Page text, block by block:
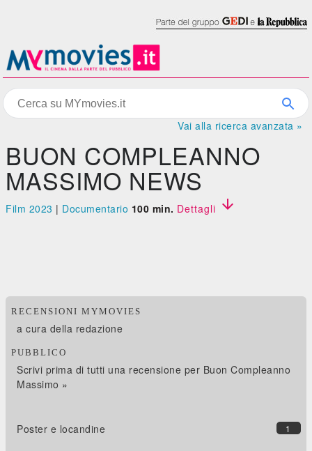
Vai alla ricerca avanzata »
BUON COMPLEANNO
MASSIMO NEWS
Film 2023 | Documentario 100 min. Dettagli 
RECENSIONI MYMOVIES
a cura della redazione
PUBBLICO
Scrivi prima di tutti una recensione per Buon Compleanno
Massimo »
1
Poster e locandine